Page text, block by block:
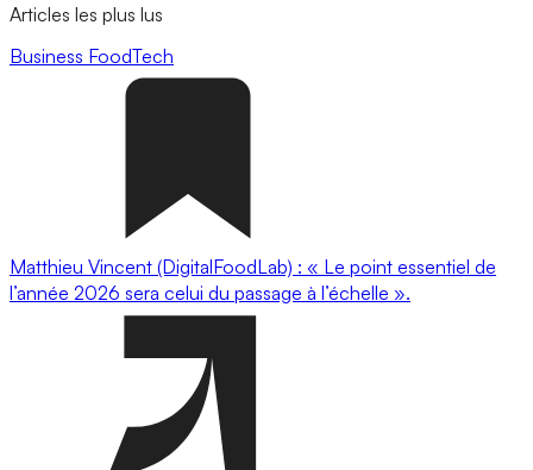
Articles les plus lus
Business FoodTech
Matthieu Vincent (DigitalFoodLab) : « Le point essentiel de
l’année 2026 sera celui du passage à l’échelle ».